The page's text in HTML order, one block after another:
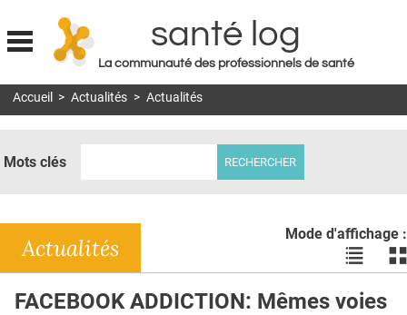
Jump to navigation
santé log
La communauté des professionnels de santé
MON COMPTE
DOSSIERS
RÉSEAUX
E-REVUE SAD
Accueil > Actualités > Actualités
Mots clés
Mode d'affichage :
Voir
les
en
les
Actualités
FACEBOOK ADDICTION: Mêmes voies